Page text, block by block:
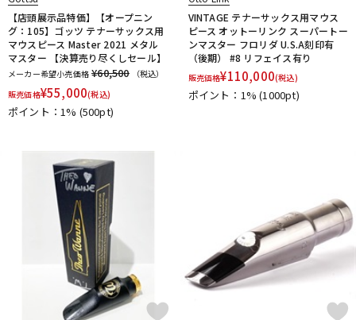
【店頭展示品特価】【オープニン
グ：105】ゴッツ テナーサックス用
マウスピース Master 2021 メタル
マスター 【決算売り尽くしセール】
メーカー希望小売価格 ¥60,500
（税込）
販売価格¥55,000(税込)
ポイント：1% (500pt)
VINTAGE テナーサックス用マウス
ピース オットーリンク スーパートー
ンマスター フロリダ U.S.A刻印有
（後期） #8 リフェイス有り
販売価格¥110,000(税込)
ポイント：1%(1000pt)